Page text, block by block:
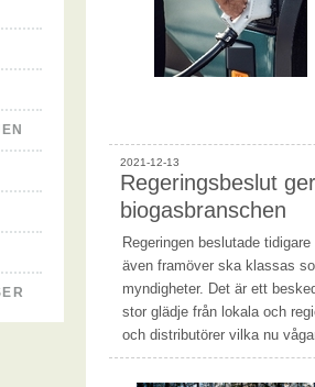
2021-12-13
Regeringsbeslut
biogasbranschen
Regeringen beslutade
även framöver ska klassas
myndigheter. Det är ett
stor glädje från lokala och
och distributörer vilka nu